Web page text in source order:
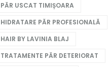
PĂR USCAT TIMIȘOARA
HIDRATARE PĂR PROFESIONALĂ
HAIR BY LAVINIA BLAJ
TRATAMENTE PĂR DETERIORAT